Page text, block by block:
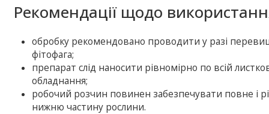
Рекомендації щодо
обробку рекомендовано проводити у разі
фітофага;
препарат слід наносити рівномірно по всій
обладнання;
робочий розчин повинен забезпечувати повне і
нижню частину рослини.